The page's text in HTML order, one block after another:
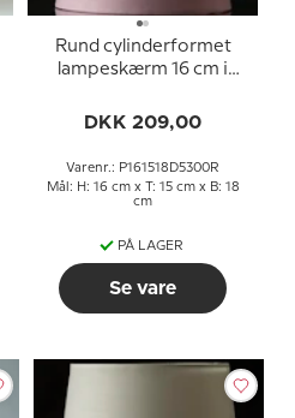
Rund cylinderformet
lampeskærm 16 cm i
DKK 209,00
Varenr.: P161518D5300R
Mål: H: 16 cm x T: 15 cm x B: 18
cm
PÅ LAGER
Se vare